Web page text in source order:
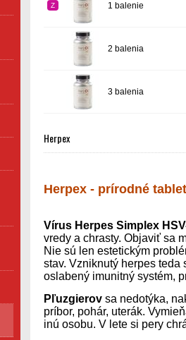
Z 1 balenie
2 balenia
3 balenia
Herpex
Herpex - prírodné
Vírus Herpes Simplex
vredy a chrasty. Objaviť sa
Nie sú len estetickým
stav. Vzniknutý herpes
oslabený imunitný systém,
Pľuzgierov sa nedotýka,
príbor, pohár, uterák.
inú osobu. V lete si pery